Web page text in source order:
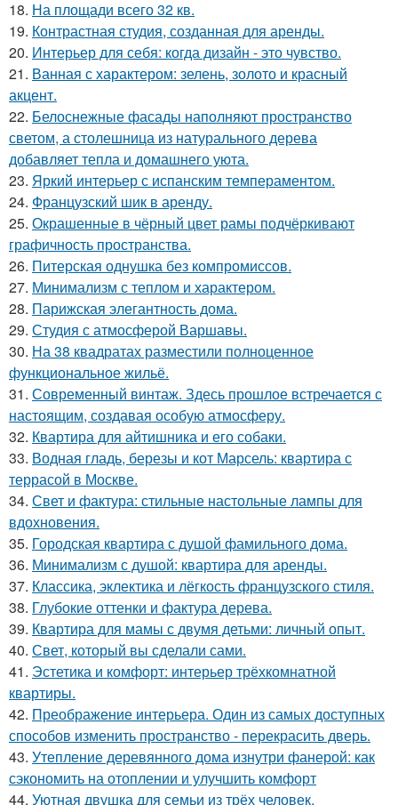
18. На площади всего 32 кв.
19. Контрастная студия, созданная для аренды.
20. Интерьер для себя: когда дизайн - это чувство.
21. Ванная с характером: зелень, золото и красный
акцент.
22. Белоснежные фасады наполняют пространство
светом, а столешница из натурального дерева
добавляет тепла и домашнего уюта.
23. Яркий интерьер с испанским темпераментом.
24. Французский шик в аренду.
25. Окрашенные в чёрный цвет рамы подчёркивают
графичность пространства.
26. Питерская однушка без компромиссов.
27. Минимализм с теплом и характером.
28. Парижская элегантность дома.
29. Студия с атмосферой Варшавы.
30. На 38 квадратах разместили полноценное
функциональное жильё.
31. Современный винтаж. Здесь прошлое встречается с
настоящим, создавая особую атмосферу.
32. Квартира для айтишника и его собаки.
33. Водная гладь, березы и кот Марсель: квартира с
террасой в Москве.
34. Свет и фактура: стильные настольные лампы для
вдохновения.
35. Городская квартира с душой фамильного дома.
36. Минимализм с душой: квартира для аренды.
37. Классика, эклектика и лёгкость французского стиля.
38. Глубокие оттенки и фактура дерева.
39. Квартира для мамы с двумя детьми: личный опыт.
40. Свет, который вы сделали сами.
41. Эстетика и комфорт: интерьер трёхкомнатной
квартиры.
42. Преображение интерьера. Один из самых доступных
способов изменить пространство - перекрасить дверь.
43. Утепление деревянного дома изнутри фанерой: как
сэкономить на отоплении и улучшить комфорт
44. Уютная двушка для семьи из трёх человек.